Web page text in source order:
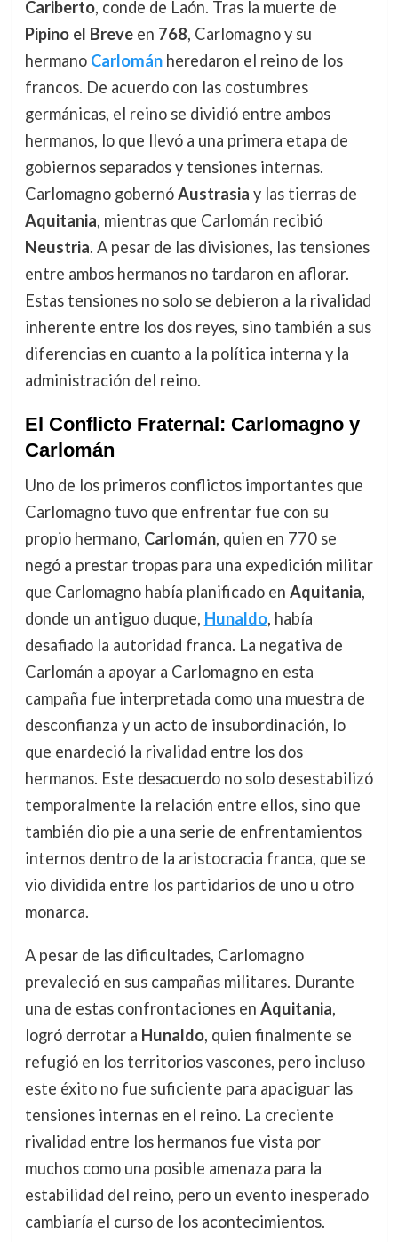
Cariberto, conde de Laón. Tras la muerte de
Pipino el Breveen 768, Carlomagno y su
hermano Carlománheredaron el reino de los
francos. De acuerdo con las costumbres
germánicas, el reino se dividió entre ambos
hermanos, lo que llevó a una primera etapa de
gobiernos separados y tensiones internas.
Carlomagno gobernóAustrasia y las tierras de
Aquitania, mientras que Carlomán recibió
Neustria. A pesar de las divisiones, las tensiones
entre ambos hermanos no tardaron en aflorar.
Estas tensiones no solo se debieron a la rivalidad
inherente entre los dos reyes, sino también a sus
diferencias en cuanto a la política interna y la
administración del reino.
El Conflicto Fraternal: Carlomagno y
Carlomán
Uno de los primeros conflictos importantes que
Carlomagno tuvo que enfrentar fue con su
propio hermano, Carlomán, quien en 770 se
negó a prestar tropas para una expedición militar
que Carlomagno había planificado en Aquitania,
donde un antiguo duque, Hunaldo, había
desafiado la autoridad franca. La negativa de
Carlomán a apoyar a Carlomagno en esta
campaña fue interpretada como una muestra de
desconfianza y un acto de insubordinación, lo
que enardeció la rivalidad entre los dos
hermanos. Este desacuerdo no solo desestabilizó
temporalmente la relación entre ellos, sino que
también dio pie a una serie de enfrentamientos
internos dentro de la aristocracia franca, que se
vio dividida entre los partidarios de uno u otro
monarca.
A pesar de las dificultades, Carlomagno
prevaleció en sus campañas militares. Durante
una de estas confrontaciones en Aquitania,
logró derrotar a Hunaldo, quien finalmente se
refugió en los territorios vascones, pero incluso
este éxito no fue suficiente para apaciguar las
tensiones internas en el reino. La creciente
rivalidad entre los hermanos fue vista por
muchos como una posible amenaza para la
estabilidad del reino, pero un evento inesperado
cambiaría el curso de los acontecimientos.